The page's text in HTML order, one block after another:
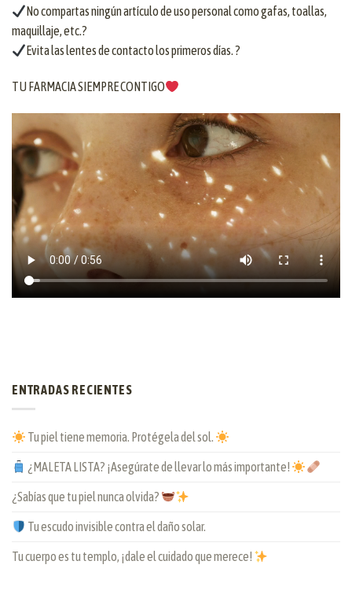
No compartas ningún artículo de uso personal como gafas, toallas,
maquillaje, etc.?
Evita las lentes de contacto los primeros días. ?
TU FARMACIA SIEMPRE CONTIGO
ENTRADAS RECIENTES
Tu piel tiene memoria. Protégela del sol.
¿MALETA LISTA? ¡Asegúrate de llevar lo más importante!
¿Sabías que tu piel nunca olvida?
Tu escudo invisible contra el daño solar.
Tu cuerpo es tu templo, ¡dale el cuidado que merece!